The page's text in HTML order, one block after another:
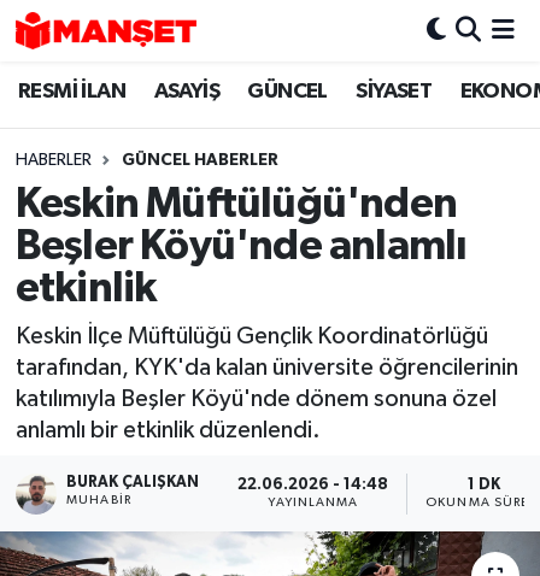
RESMİ İLAN ASAYİŞ GÜNCEL SİYASET
HABERLER GÜNCEL HABERLER
Keskin Müftülüğü'nden
Beşler Köyü'nde anlamlı
etkinlik
Keskin İlçe Müftülüğü Gençlik Koordinatörlüğü
tarafından, KYK'da kalan üniversite öğrencilerinin
katılımıyla Beşler Köyü'nde dönem sonuna özel
anlamlı bir etkinlik düzenlendi.
BURAK ÇALIŞKAN
MUHABIR
22.06.2026 - 14:48
YAYINLANMA
1 DK
OKUNMA
Hava Durumu
Trafik Durumu
Süper Lig Puan Durumu ve Fikstür
Tüm Manşetler
Son Dakika Haberleri
Haber Arşivi